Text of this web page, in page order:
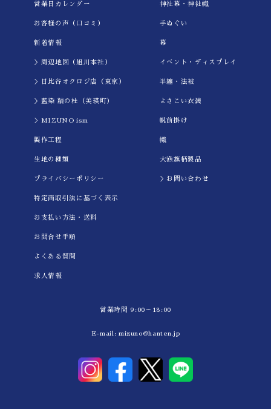
営業日カレンダー
お客様の声（口コミ）
新着情報
＞周辺地図（旭川本社）
＞日比谷オクロジ店（東京）
＞藍染 結の杜（美瑛町）
＞MIZUNO ism
製作工程
生地の種類
プライバシーポリシー
特定商取引法に基づく表示
お支払い方法・送料
お問合せ手順
よくある質問
求人情報
神社幕・神社幟
手ぬぐい
幕
イべント・ディスプレイ
半纏・法被
よさこい衣装
帆前掛け
幟
大漁旗柄製品
＞お問い合わせ
営業時間 9:00～18:00
E-mail: mizuno@hanten.jp